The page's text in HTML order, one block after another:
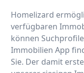
Homelizard
verfügbaren
können
Immobilien App
Sie. Der damit